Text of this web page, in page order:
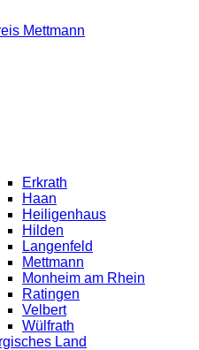
Mettmann
Erkrath
Haan
Heiligenhaus
Hilden
Langenfeld
Mettmann
Monheim am Rhein
Ratingen
Velbert
Wülfrath
Land